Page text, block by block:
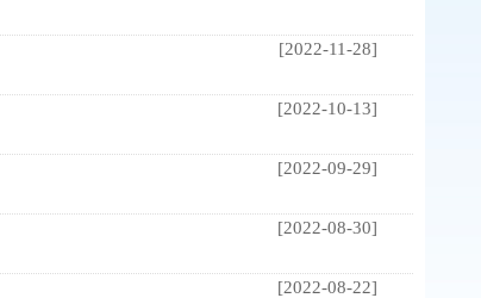
[2022-11-28]
[2022-10-13]
[2022-09-29]
[2022-08-30]
[2022-08-22]